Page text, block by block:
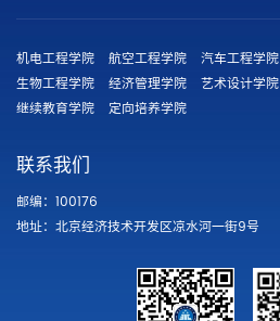
机电工程学院 航空工程学院 汽车工程学院
生物工程学院
经济管理学院 艺术设计学院
继续教育学院
定向培养学院
联系我们
邮编：100176
地址：北京经济技术开发区凉水河一街9号